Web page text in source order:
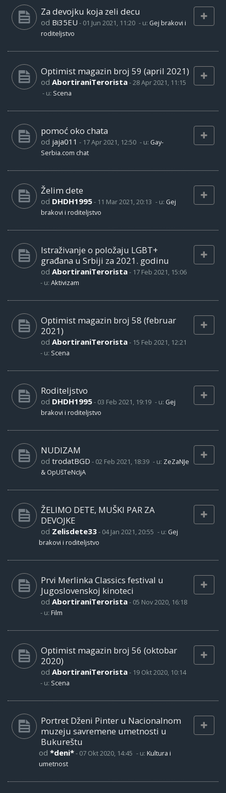
Za devojku koja zeli decu
od Bi35EU - 01 Jun 2021, 11:20 - u: Gej brakovi i
roditeljstvo
Optimist magazin broj 59 (april 2021)
od AbortiraniTerorista-28 Apr 2021, 11:15
- u: Scena
pomoć oko chata
od jaja011 - 17 Apr 2021, 12:50 - u: Gay-
Serbia.com chat
Želim dete
od DHDH1995- 11 Mar 2021, 20:13 - u: Gej
brakovi i roditeljstvo
Istraživanje o položaju LGBT+
građana u Srbiji za 2021. godinu
od AbortiraniTerorista- 17 Feb 2021, 15:06
- u: Aktivizam
Optimist magazin broj 58 (februar
2021)
od AbortiraniTerorista- 15 Feb 2021, 12:21
- u: Scena
Roditeljstvo
od DHDH1995- 03 Feb 2021, 19:19 - u: Gej
brakovi i roditeljstvo
NUDIZAM
od trodatBGD - 02 Feb 2021, 18:39 - u: ZeZaNJe
& OpUšTeNcIjA
ŽELIMO DETE, MUŠKI PAR ZA
DEVOJKE
od Zelisdete33- 04 Jan 2021, 20:55 - u: Gej
brakovi i roditeljstvo
Prvi Merlinka Classics festival u
Jugoslovenskoj kinoteci
od AbortiraniTerorista- 05 Nov 2020, 16:18
- u: Film
Optimist magazin broj 56 (oktobar
2020)
od AbortiraniTerorista- 19 Okt 2020, 10:14
- u: Scena
Portret Dženi Pinter u Nacionalnom
muzeju savremene umetnosti u
Bukureštu
od *deni*- 07 Okt 2020, 14:45 - u: Kultura i
umetnost